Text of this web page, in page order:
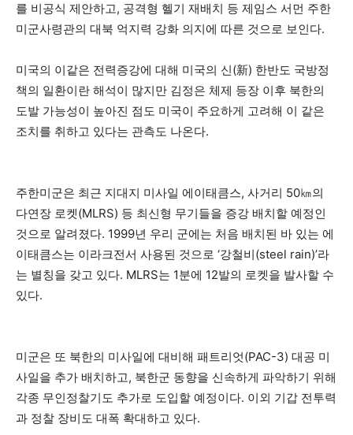
를 비공식 제안하고, 공격형 헬기 재배치 등 제임스 서먼 주한
미군사령관의 대북 억지력 강화 의지에 따른 것으로 보인다.
미국의 이같은 전력증강에 대해 미국의 신(新) 한반도 국방정
책의 일환이란 해석이 많지만 김정은 체제 등장 이후 북한의
도발 가능성이 높아진 점도 미국이 주요하게 고려해 이 같은
조치를 취하고 있다는 관측도 나온다.
주한미군은 최근 지대지 미사일 에이태큼스, 사거리 50㎞의
다연장 로켓(MLRS) 등 최신형 무기들을 증강 배치할 예정인
것으로 알려졌다. 1999년 우리 군에는 처음 배치된 바 있는 에
이태큼스는 이라크전서 사용된 것으로 ‘강철비(steel rain)’라
는 별칭을 갖고 있다. MLRS는 1분에 12발의 로켓을 발사할 수
있다.
미군은 또 북한의 미사일에 대비해 패트리엇(PAC-3) 대공 미
사일을 추가 배치하고, 북한군 동향을 신속하게 파악하기 위해
각종 무인정찰기도 추가로 도입할 예정이다. 이외 기갑 전투력
과 정찰 장비도 대폭 확대하고 있다.